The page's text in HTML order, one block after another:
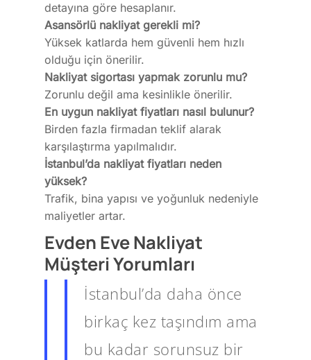
detayına göre hesaplanır.
Asansörlü nakliyat gerekli mi?
Yüksek katlarda hem güvenli hem hızlı
olduğu için önerilir.
Nakliyat sigortası yapmak zorunlu mu?
Zorunlu değil ama kesinlikle önerilir.
En uygun nakliyat fiyatları nasıl bulunur?
Birden fazla firmadan teklif alarak
karşılaştırma yapılmalıdır.
İstanbul’da nakliyat fiyatları neden
yüksek?
Trafik, bina yapısı ve yoğunluk nedeniyle
maliyetler artar.
Evden Eve Nakliyat
Müşteri Yorumları
İstanbul’da daha önce
birkaç kez taşındım ama
bu kadar sorunsuz bir